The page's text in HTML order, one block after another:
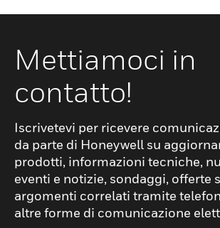
Mettiamoci in
contatto!
Iscrivetevi per ricevere
da parte di Honeywell su
prodotti, informazioni tecniche,
eventi e notizie, sondaggi, offerte
argomenti correlati tramite
altre forme di comunicazione